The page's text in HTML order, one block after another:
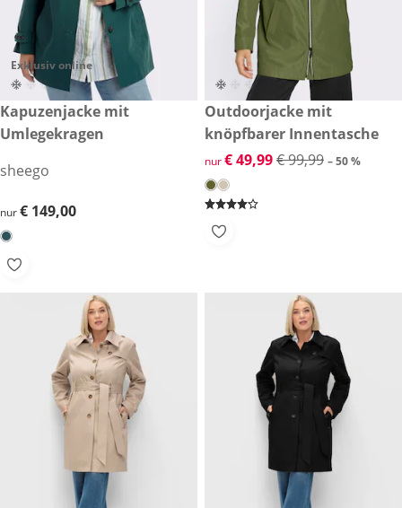
Exklusiv online
€ 149,00
Kapuzenjacke mit
Umlegekragen
sheego
€ 149,00
nur€ 149,00
reduzierter Preis € 49,99,
-50 %
Outdoorjacke mit
knöpfbarer Innentasche
reduzierter Preis € 49,99,
nur€ 49,99€ 99,99 – 50 %